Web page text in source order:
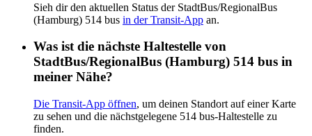
Sieh dir den aktuellen Status der StadtBus/RegionalBus
(Hamburg) 514 bus in der Transit-App an.
Was ist die nächste Haltestelle von
StadtBus/RegionalBus (Hamburg) 514 bus in
meiner Nähe?
Die Transit-App öffnen, um deinen Standort auf einer Karte
zu sehen und die nächstgelegene 514 bus-Haltestelle zu
finden.